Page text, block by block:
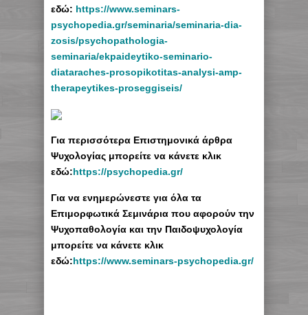
εδώ: https://www.seminars-
psychopedia.gr/seminaria/seminaria-dia-
zosis/psychopathologia-
seminaria/ekpaideytiko-seminario-
diataraches-prosopikotitas-analysi-amp-
therapeytikes-proseggiseis/
Για περισσότερα Επιστημονικά άρθρα
Ψυχολογίας μπορείτε να κάνετε κλικ
εδώ:https://psychopedia.gr/
Για να ενημερώνεστε για όλα τα
Επιμορφωτικά Σεμινάρια που αφορούν την
Ψυχοπαθολογία και την Παιδοψυχολογία
μπορείτε να κάνετε κλικ
εδώ:https://www.seminars-psychopedia.gr/